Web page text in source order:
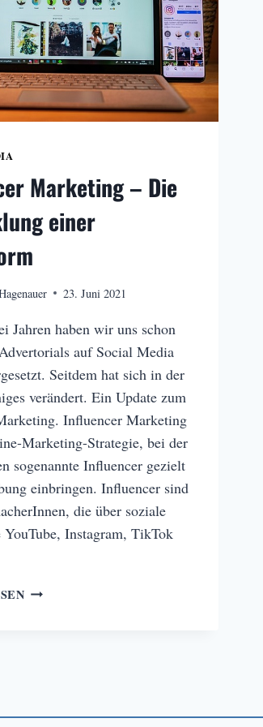
Marketing – Die
einer
23. Juni 2021
Jahren haben wir uns schon
auf Social Media
Seitdem hat sich in der
verändert. Ein Update zum
Influencer Marketing
Marketing-Strategie, bei der
sogenannte Influencer gezielt
einbringen. Influencer sind
die über soziale
Instagram, TikTok
INFLUENCER